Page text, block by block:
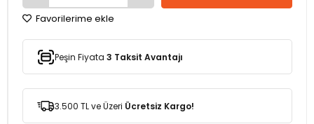
Favorilerime ekle
Peşin Fiyata 3 Taksit Avantajı
3.500 TL ve Üzeri Ücretsiz Kargo!